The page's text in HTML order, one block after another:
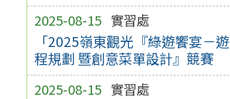
2025-08-15 實習處
「2025嶺東觀光『綠遊饗宴－遊
程規劃 暨創意菜單設計』競賽
2025-08-15 實習處